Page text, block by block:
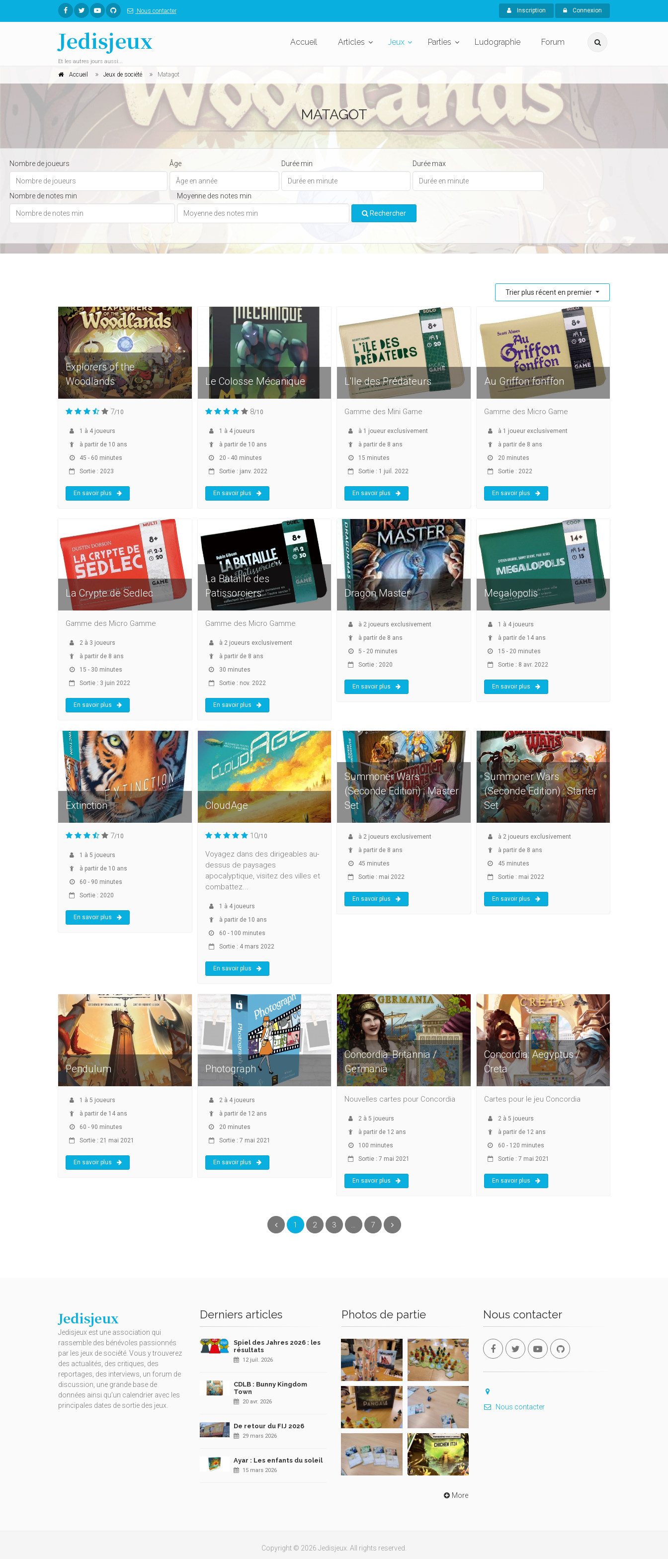
Nous contacter Inscription Connexion
Jedisjeux
Et les autres jours aussi...
Accueil Articles Jeux Parties Ludographie Forum
Accueil Jeux de société Matagot
MATAGOT
Nombre de joueurs Âge Durée min Durée max
Nombre de notes min Moyenne des notes min
Rechercher
Trier plus récent en premier
Explorers of the
Woodlands
7/10
1 à 4 joueurs
à partir de 10 ans
45 - 60 minutes
Sortie : 2023
En savoir plus
Le Colosse Mécanique
8/10
1 à 4joueurs
à partir de 10 ans
20 - 40 minutes
Sortie : janv. 2022
En savoir plus
L'Ile des Prédateurs
Gamme des Mini Game
à 1 joueur exclusivement
à partir de 8 ans
15 minutes
Sortie : 1 juil. 2022
En savoir plus
Au Griffon fonffon
Gamme des Micro Game
à 1 joueur exclusivement
à partir de 8 ans
20 minutes
Sortie : 2022
En savoir plus
La Crypte de Sedlec
Gamme des Micro Gamme
2 à 3 joueurs
à partir de 8 ans
15 - 30 minutes
Sortie : 3 juin 2022
En savoir plus
La Bataille des
Patissorciers
Gamme des Micro Gamme
à 2joueurs exclusivement
à partir de 8 ans
30 minutes
Sortie : nov. 2022
En savoir plus
Dragon Master
à 2 joueurs exclusivement
à partir de 8 ans
5 - 20 minutes
Sortie : 2020
En savoir plus
Megalopolis
1 à 4joueurs
à partir de 14 ans
15 - 20 minutes
Sortie : 8 avr. 2022
En savoir plus
Extinction
7/10
1 à 5 joueurs
à partir de 10 ans
60 - 90 minutes
Sortie : 2020
En savoir plus
CloudAge
10/10
Voyagez dans des dirigeables au-
dessus de paysages
apocalyptique, visitez des villes et
combattez...
1 à 4joueurs
à partir de 10 ans
60 - 100 minutes
Sortie : 4 mars 2022
En savoir plus
Summoner Wars
(Seconde Edition) : Master
Set
à 2 joueurs exclusivement
à partir de 8 ans
45 minutes
Sortie : mai 2022
En savoir plus
Summoner Wars
(Seconde Edition) : Starter
Set
à 2joueurs exclusivement
à partir de 8 ans
45 minutes
Sortie : mai 2022
En savoir plus
Pendulum
1 à 5 joueurs
à partir de 14 ans
60 - 90 minutes
Sortie : 21 mai 2021
En savoir plus
Photograph
2à 4joueurs
à partir de 12 ans
20 minutes
Sortie : 7 mai 2021
En savoir plus
Concordia: Britannia /
Germania
Nouvelles cartes pour Concordia
2 à 5 joueurs
à partir de 12 ans
100 minutes
Sortie : 7 mai 2021
En savoir plus
Concordia: Aegyptus /
Creta
Cartes pour le jeu Concordia
2à 5 joueurs
à partir de 12 ans
60 - 120 minutes
Sortie : 7 mai 2021
En savoir plus
Précédent
1 (current)
2 3 … 7 Suivant
Jedisjeux
Jedisjeux est une association qui
rassemble des bénévoles passionnés
par les jeux de société. Vous y trouverez
des actualités, des critiques, des
reportages, des interviews, un forum de
discussion, une grande base de
données ainsi qu’un calendrier avec les
principales dates de sortie des jeux.
Derniers articles
Spiel des Jahres 2026 : les
résultats
12 juil. 2026
CDLB : Bunny Kingdom
Town
20 avr. 2026
De retour du FIJ 2026
29 mars 2026
Ayar : Les enfants du soleil
15 mars 2026
Photos de partie
More
Nous contacter
Nous contacter
Copyright © 2026 Jedisjeux. All rights reserved.